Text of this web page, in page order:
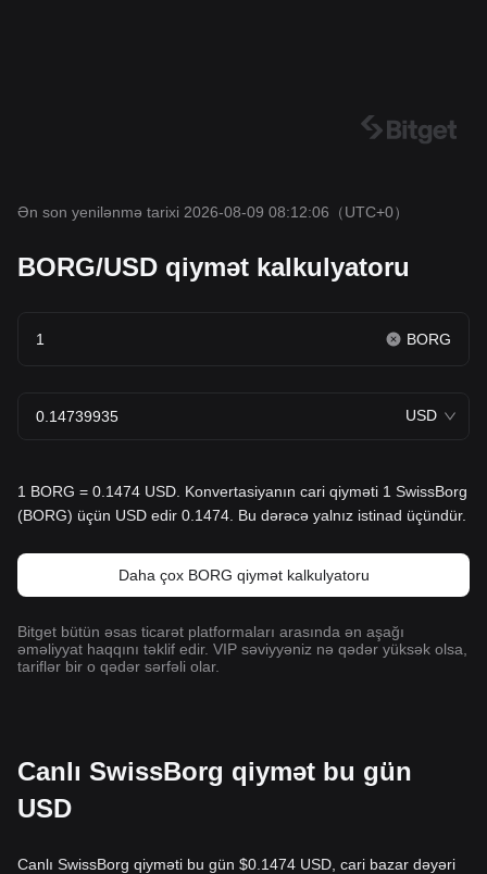
Ən son yenilənmə tarixi 2026-08-09 08:12:06 （UTC+0）
BORG/USD qiymət kalkulyatoru
BORG
USD
1 BORG = 0.1474 USD. Konvertasiyanın cari qiyməti 1 SwissBorg
(BORG) üçün USD edir 0.1474. Bu dərəcə yalnız istinad üçündür.
Daha çox BORG qiymət kalkulyatoru
Bitget bütün əsas ticarət platformaları arasında ən aşağı
əməliyyat haqqını təklif edir. VIP səviyyəniz nə qədər yüksək olsa,
tariflər bir o qədər sərfəli olar.
Canlı SwissBorg qiymət bu gün
USD
Canlı SwissBorg qiyməti bu gün $0.1474 USD, cari bazar dəyəri